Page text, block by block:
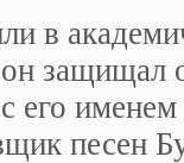
в
защищал
с его
песен